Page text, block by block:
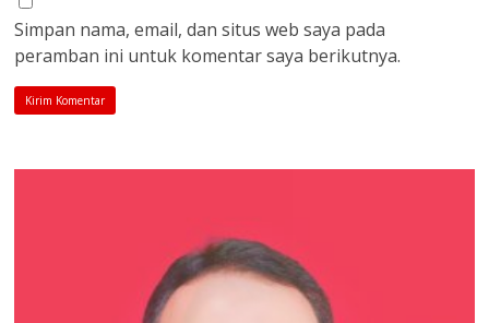
Simpan nama, email, dan situs web saya pada
peramban ini untuk komentar saya berikutnya.